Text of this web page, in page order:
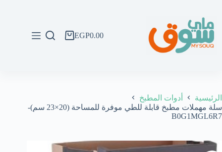
المحتوى
عربةEGP0.00
الرئيسية
أدوات المطبخ
سلة مهملات مطبخ قابلة للطي موفرة للمساحة (20×23 سم)-
B0G1MGL6R7